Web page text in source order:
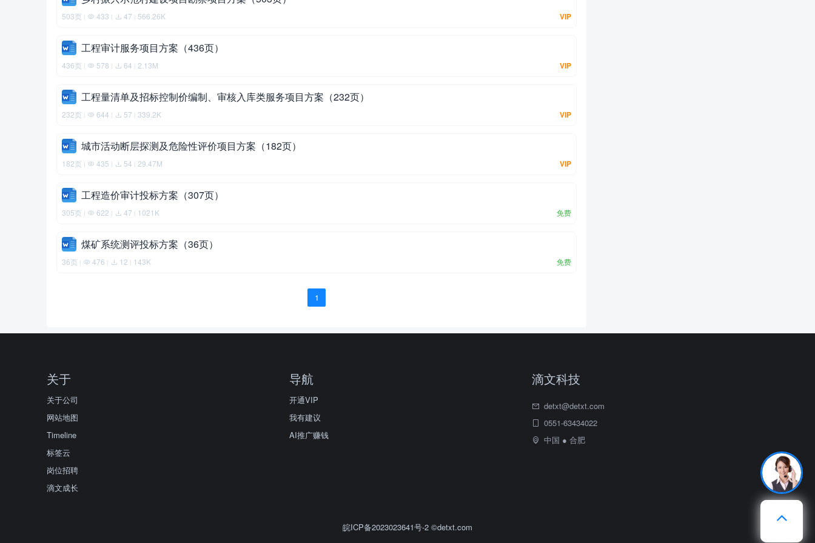
503页 | 433 | 47 | 566.26K VIP
工程审计服务项目方案（436页）
436页 | 578 | 64 | 2.13M VIP
工程量清单及招标控制价编制、审核入库类服务项目方案（232页）
232页 | 644 | 57 | 339.2K VIP
城市活动断层探测及危险性评价项目方案（182页）
182页 | 435 | 54 | 29.47M VIP
工程造价审计投标方案（307页）
305页 | 622 | 47 | 1021K 免费
煤矿系统测评投标方案（36页）
36页 | 476 | 12 | 143K 免费
1
关于
关于公司
网站地图
Timeline
标签云
岗位招聘
滴文成长
导航
开通VIP
我有建议
AI推广赚钱
滴文科技
detxt@detxt.com
0551-63434022
中国 ● 合肥
皖ICP备2023023641号-2 ©detxt.com